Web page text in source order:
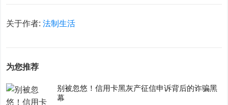
关于作者:法制生活
为您推荐
别被忽悠！信用卡黑灰产征信申诉背后的诈骗黑
幕